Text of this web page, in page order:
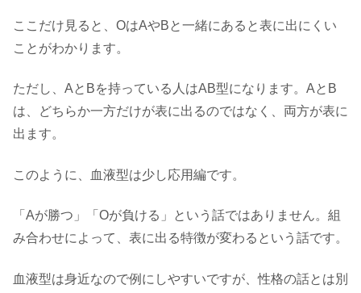
ここだけ見ると、OはAやBと一緒にあると表に出にくい
ことがわかります。
ただし、AとBを持っている人はAB型になります。AとB
は、どちらか一方だけが表に出るのではなく、両方が表に
出ます。
このように、血液型は少し応用編です。
「Aが勝つ」「Oが負ける」という話ではありません。組
み合わせによって、表に出る特徴が変わるという話です。
血液型は身近なので例にしやすいですが、性格の話とは別